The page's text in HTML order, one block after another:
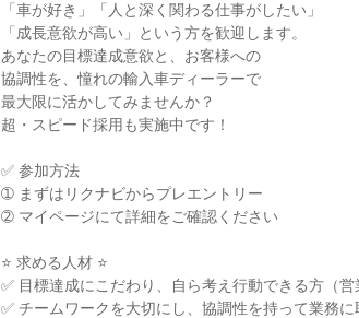
「車が好き」「人と深く関わる仕事がしたい」
「成長意欲が高い」という方を歓迎します。
あなたの目標達成意欲と、お客様への
協調性を、憧れの輸入車ディーラーで
最大限に活かしてみませんか？
超・スピード採用も実施中です！
✅ 参加方法
➀ まずはリクナビからプレエントリー
➁ マイページにて詳細をご確認ください
⭐ 求める人材 ⭐
✅ 目標達成にこだわり、自ら考え行動できる方（営
✅ チームワークを大切にし、協調性を持って業務に